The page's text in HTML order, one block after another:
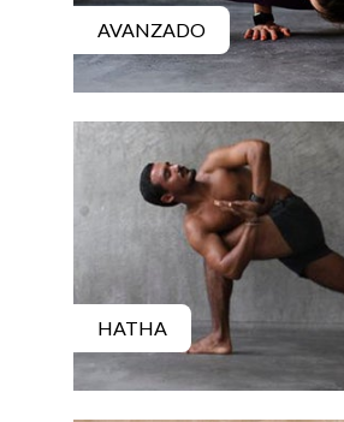
AVANZADO
HATHA